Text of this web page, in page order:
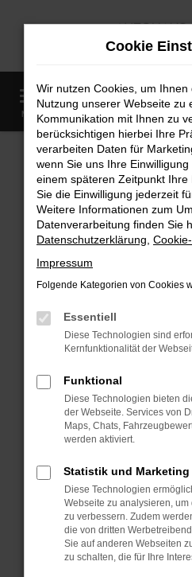
Zum
MENÜ
Startseite Fahrzeugangebote
Fehler:
Beim Laden ist ein Fehler
Hier sind ein paar Tipps,
Überprüfe deine
Internetverbindung.
deine Suchmaschine?
Prüfe deine
Manche
können das Laden
anderen Browser
Fenster?
Starte dein Gerät
Das kann manchmal
vorübergehende
Cookie
Wir nutzen Cookies, um
Nutzung unserer Webseite zu
Kommunikation mit Ihnen zu
berücksichtigen hierbei Ihre
verarbeiten Daten für
wenn Sie uns Ihre
einem späteren Zeitpunkt
Sie die Einwilligung jederzeit
Weitere Informationen zum
Datenverarbeitung finden Sie
Datenschutzerklärung
Impressum
Folgende Kategorien von Cookies
Essentiell
Diese Technologien sind
Kernfunktionalität der
Funktional
Diese Technologien bieten
der Webseite. Services von
Maps, Chats,
werden aktiviert.
Statistik und Marketing
Diese Technologien
Webseite zu analysieren,
zu verbessern. Zudem
die von dritten
Sie auf anderen Webseiten
zu schalten, die für Ihre